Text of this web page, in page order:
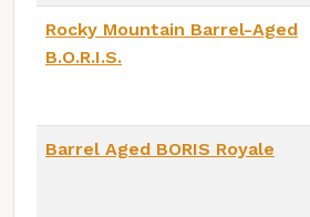
Rocky Mountain Barrel-Aged
B.O.R.I.S.
Barrel Aged BORIS Royale